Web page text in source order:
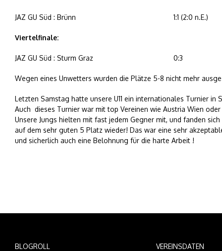
JAZ GU Süd : Brünn 1:1 (2:0 n.E.)
Viertelfinale:
JAZ GU Süd : Sturm Graz 0:3
Wegen eines Unwetters wurden die Plätze 5-8 nicht mehr
Letzten Samstag hatte unsere U11 ein internationales Turnier
Auch  dieses Turnier war mit top Vereinen wie Austria Wien
Unsere Jungs hielten mit fast jedem Gegner mit, und fanden
auf dem sehr guten 5 Platz wieder! Das war eine sehr
und sicherlich auch eine Belohnung für die harte Arbeit !
BLOGROLL VEREINSDATEN